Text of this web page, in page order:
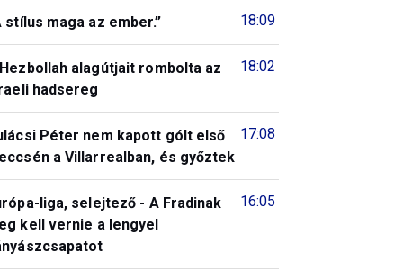
18:09
stílus maga az ember.”
18:02
alagútjait rombolta az
hadsereg
17:08
Péter nem kapott gólt első
a Villarrealban, és győztek
16:05
liga, selejtező - A Fradinak
kell vernie a lengyel